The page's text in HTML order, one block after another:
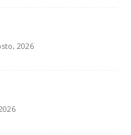
2026